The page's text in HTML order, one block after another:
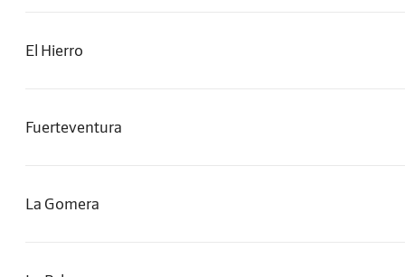
El Hierro
Fuerteventura
La Gomera